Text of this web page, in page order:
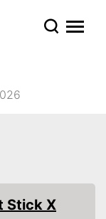
Stick X